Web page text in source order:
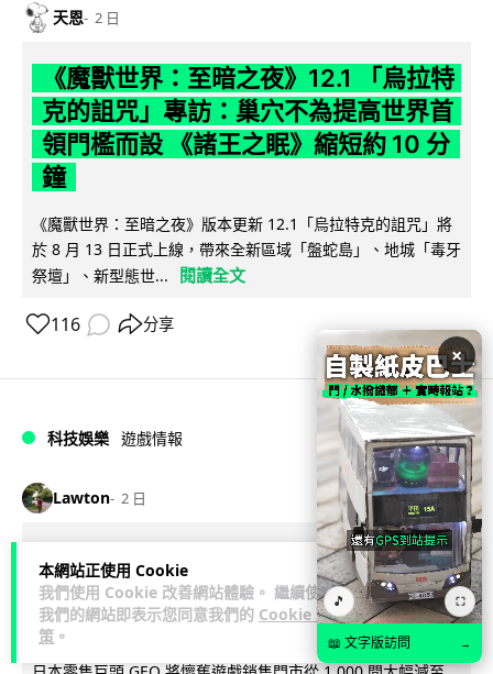
本網站正使用 Cookie
我們使用 Cookie 改善網站體驗。 繼續使用
我們的網站即表示您同意我們的 Cookie 政
策 。
天恩 2 日
《魔獸世界：至暗之夜》12.1 「烏拉特
克的詛咒」專訪：巢穴不為提高世界首
領門檻而設 《諸王之眠》縮短約 10 分
鐘
《魔獸世界：至暗之夜》版本更新 12.1「烏拉特克的詛咒」將
於 8 月 13 日正式上線，帶來全新區域「盤蛇島」、地城「毒牙
祭壇」、新型態世...
閱讀全文
116 分享
科技娛樂 遊戲情報
Lawton 2 日
日本二手遊戲店減 90% 門市 業績反增
四成 "懷舊"在 Z 世代變成最潮「新鮮
感」
×
🎵 ⛶
📖 文字版訪問 →